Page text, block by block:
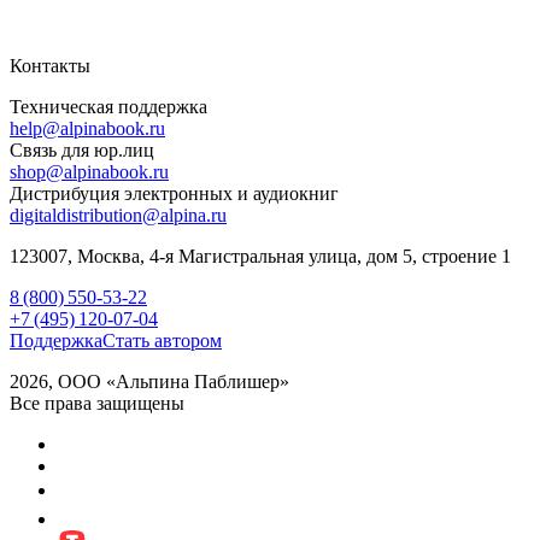
Контакты
Техническая поддержка
help@alpinabook.ru
Связь для юр.лиц
shop@alpinabook.ru
Дистрибуция электронных и аудиокниг
digitaldistribution@alpina.ru
123007, Москва, 4-я Магистральная улица, дом 5, строение 1
8 (800) 550-53-22
+7 (495) 120-07-04
ПоддержкаСтать автором
2026, ООО «Альпина Паблишер»
Все права защищены